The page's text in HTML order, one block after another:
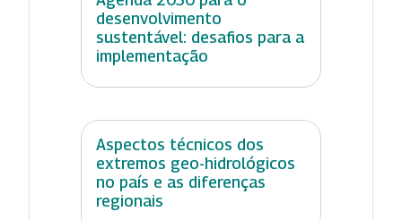
desenvolvimento
sustentável: desafios para a
implementação
Aspectos técnicos dos
extremos geo-hidrológicos
no país e as diferenças
regionais